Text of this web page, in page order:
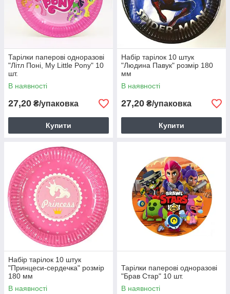
Тарілки паперові одноразові
"Літл Поні, My Little Pony" 10
шт.
В наявності
27,20 ₴/упаковка
Купити
Набір тарілок 10 штук
"Людина Павук" розмір 180
мм
В наявності
27,20 ₴/упаковка
Купити
Набір тарілок 10 штук
"Принцеси-сердечка" розмір
180 мм
В наявності
Тарілки паперові одноразові
"Брав Стар" 10 шт.
В наявності